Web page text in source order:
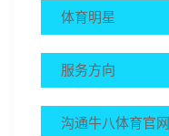
体育明星
服务方向
沟通⽜⼋体育官网